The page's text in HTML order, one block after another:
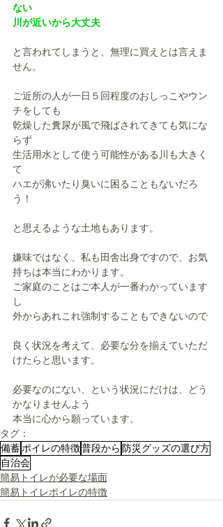
ない
川が近いから大丈夫
と言われてしまうと、無理に買えとは言えま
せん。
ご近所の人が一日５回程度のおしっこやウン
チをしても
乾燥した糞尿が風で飛ばされてきても気にな
らず
生活用水として使う可能性がある川も大きく
て
ハエが沸いたり臭いに困ることもないだろ
う！
と思えるような土地もあります。
嫌味ではなく、私も田舎出身ですので、お気
持ちは本当にわかります。
ご家庭のことはご本人が一番わかっています
し
外からあれこれ強制することもできないので
良く状況を考えて、必要な分を揃えていただ
けたらと思います。
必要なのにない、という状況にだけは、どう
かなりませんよう
本当に心から願っています。
タグ：
備蓄ポイレの特徴普段から 防災グッズの選び方
自治会
簡易トイレが必要な場面
簡易トイレポイレの特徴